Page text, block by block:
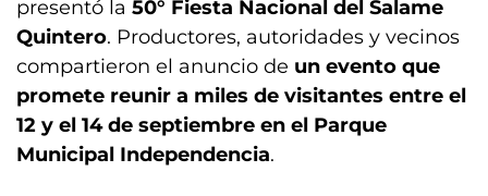
presentó la 50° Fiesta Nacional del Salame
Quintero. Productores, autoridades y vecinos
compartieron el anuncio de un evento que
promete reunir a miles de visitantes entre el
12 y el 14 de septiembre en el Parque
Municipal Independencia.